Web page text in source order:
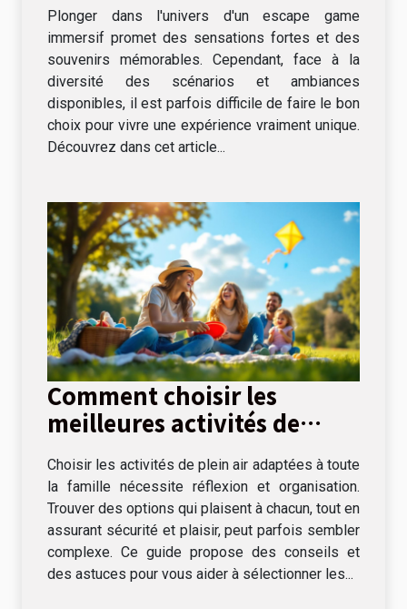
Plonger dans l'univers d'un escape game
immersif promet des sensations fortes et des
souvenirs mémorables. Cependant, face à la
diversité des scénarios et ambiances
disponibles, il est parfois difficile de faire le bon
choix pour vivre une expérience vraiment unique.
Découvrez dans cet article...
Comment choisir les
meilleures activités de
famille
Choisir les activités de plein air adaptées à toute
la famille nécessite réflexion et organisation.
Trouver des options qui plaisent à chacun, tout en
assurant sécurité et plaisir, peut parfois sembler
complexe. Ce guide propose des conseils et
des astuces pour vous aider à sélectionner les...